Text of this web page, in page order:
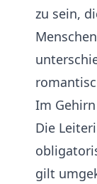
zu sein,
Im
Die
gilt